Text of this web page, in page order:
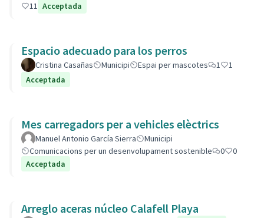
11 Acceptada
Espacio adecuado para los perros
Cristina Casañas Municipi Espai per mascotes 1
1
Acceptada
Mes carregadors per a vehicles elèctrics
Manuel Antonio García Sierra
Municipi
Comunicacions per un desenvolupament sostenible
0
0
Acceptada
Arreglo aceras núcleo Calafell Playa